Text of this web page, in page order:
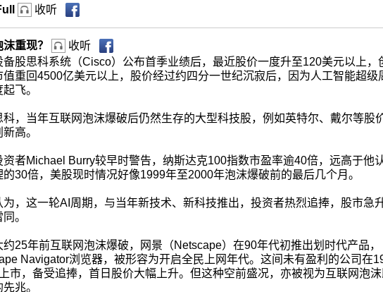
收听
重现？
收听
备股思科系统（Cisco）公布首季业绩后，最近股价一度升至120美元以上，
值重回4500亿美元以上，股价经过约四分一世纪沉寂后，因为人工智能超级
飞。
科，当年互联网泡沫爆破后仍然生存的大型科技股，例如英特尔、戴尔等股
高。
资者Michael Burry较早时警告，纳斯达克100指数市盈率逾40倍，远高于他
的30倍，美股现时情况好像1999年至2000年泡沫爆破前的最后几个月。
为，这一轮AI周期，与当年新技术、新科技推出，投资者热烈追捧，股市急升
。
约25年前互联网泡沫爆破，网景（Netscape）在90年代初推出划时代产品，
Navigator浏览器，被形容为开启全民上网年代。这间未有盈利的公司在
市，备受追捧，首日股价大幅上升。但这种空前盛况，亦被视为互联网泡
兆。